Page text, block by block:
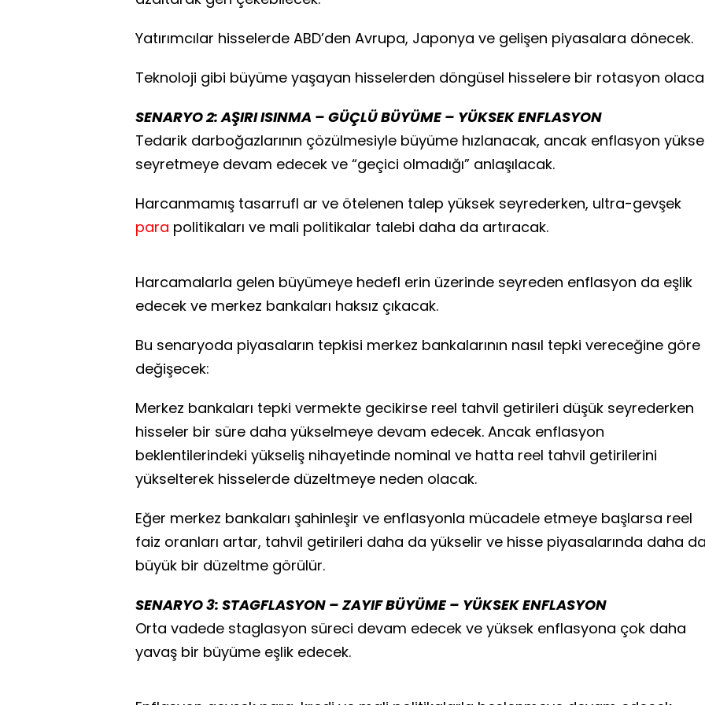
Yatırımcılar hisselerde ABD’den Avrupa, Japonya ve gelişen piyasalara dönecek.
Teknoloji gibi büyüme yaşayan hisselerden döngüsel hisselere bir rotasyon
SENARYO 2: AŞIRI ISINMA – GÜÇLÜ BÜYÜME – YÜKSEK ENFLASYON
Tedarik darboğazlarının çözülmesiyle büyüme hızlanacak, ancak enflasyon
seyretmeye devam edecek ve “geçici olmadığı” anlaşılacak.
Harcanmamış tasarrufl ar ve ötelenen talep yüksek seyrederken, ultra-gevşek
para politikaları ve mali politikalar talebi daha da artıracak.
Harcamalarla gelen büyümeye hedefl erin üzerinde seyreden enflasyon da eşlik
edecek ve merkez bankaları haksız çıkacak.
Bu senaryoda piyasaların tepkisi merkez bankalarının nasıl tepki vereceğine göre
değişecek:
Merkez bankaları tepki vermekte gecikirse reel tahvil getirileri düşük seyrederken
hisseler bir süre daha yükselmeye devam edecek. Ancak enflasyon
beklentilerindeki yükseliş nihayetinde nominal ve hatta reel tahvil getirilerini
yükselterek hisselerde düzeltmeye neden olacak.
Eğer merkez bankaları şahinleşir ve enflasyonla mücadele etmeye başlarsa reel
faiz oranları artar, tahvil getirileri daha da yükselir ve hisse piyasalarında daha
büyük bir düzeltme görülür.
SENARYO 3: STAGFLASYON – ZAYIF BÜYÜME – YÜKSEK ENFLASYON
Orta vadede staglasyon süreci devam edecek ve yüksek enflasyona çok daha
yavaş bir büyüme eşlik edecek.